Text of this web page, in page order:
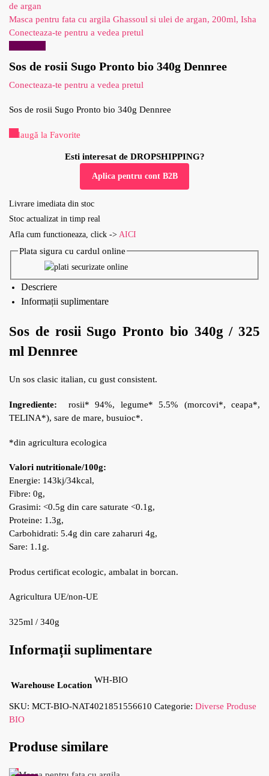
Masca pentru fata cu argila Ghassoul si ulei de argan, 200ml, Isha
Conecteaza-te pentru a vedea pretul
Sos de rosii Sugo Pronto bio 340g Dennree
Conecteaza-te pentru a vedea pretul
Sos de rosii Sugo Pronto bio 340g Dennree
Adaugă la Favorite
Esti interesat de DROPSHIPPING?
Aplica pentru cont B2B
Livrare imediata din stoc
Stoc actualizat in timp real
Afla cum functioneaza, click -> AICI
Plata sigura cu cardul online
Descriere
Informații suplimentare
Sos de rosii Sugo Pronto bio 340g / 325
ml Dennree
Un sos clasic italian, cu gust consistent.
Ingrediente: rosii* 94%, legume* 5.5% (morcovi*, ceapa*,
TELINA*), sare de mare, busuioc*.
*din agricultura ecologica
Valori nutritionale/100g:
Energie: 143kj/34kcal,
Fibre: 0g,
Grasimi: <0.5g din care saturate <0.1g,
Proteine: 1.3g,
Carbohidrati: 5.4g din care zaharuri 4g,
Sare: 1.1g.
Produs certificat ecologic, ambalat in borcan.
Agricultura UE/non-UE
325ml / 340g
Informații suplimentare
Warehouse Location
WH-BIO
SKU: MCT-BIO-NAT4021851556610 Categorie: Diverse Produse
BIO
Produse similare